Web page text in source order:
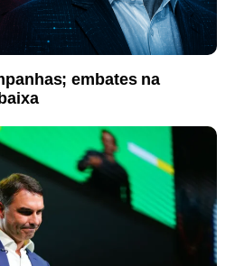
embates na